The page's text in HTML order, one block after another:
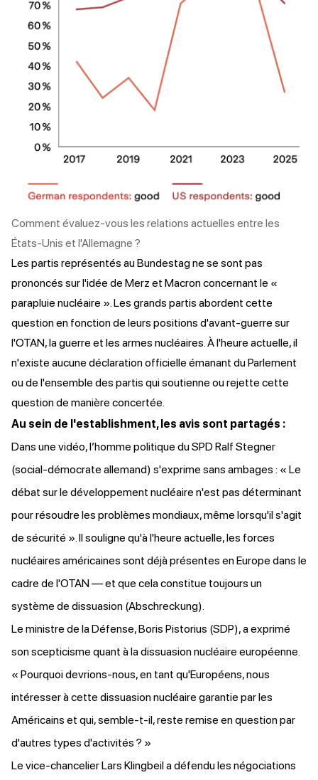
Comment évaluez-vous les relations actuelles entre les
États-Unis et l'Allemagne ?
Les partis représentés au Bundestag ne se sont pas
prononcés sur l'idée de Merz et Macron concernant le «
parapluie nucléaire ». Les grands partis abordent cette
question en fonction de leurs positions d'avant-guerre sur
l'OTAN, la guerre et les armes nucléaires. À l'heure actuelle, il
n'existe aucune déclaration officielle émanant du Parlement
ou de l'ensemble des partis qui soutienne ou rejette cette
question de manière concertée.
Au sein de l'establishment, les avis sont partagés :
Dans une vidéo, l’homme politique du SPD Ralf Stegner
(social-démocrate allemand) s'exprime sans ambages : « Le
débat sur le développement nucléaire n'est pas déterminant
pour résoudre les problèmes mondiaux, même lorsqu'il s'agit
de sécurité ». Il souligne qu'à l'heure actuelle, les forces
nucléaires américaines sont déjà présentes en Europe dans le
cadre de l'OTAN — et que cela constitue toujours un
système de dissuasion (Abschreckung).
Le ministre de la Défense, Boris Pistorius (SDP), aexprimé
son scepticisme quant à la dissuasion nucléaire européenne.
« Pourquoi devrions-nous, en tant qu'Européens, nous
intéresser à cette dissuasion nucléaire garantie par les
Américains et qui, semble-t-il, reste remise en question par
d'autres types d'activités ? »
Le vice-chancelier Lars Klingbeil adéfendules négociations